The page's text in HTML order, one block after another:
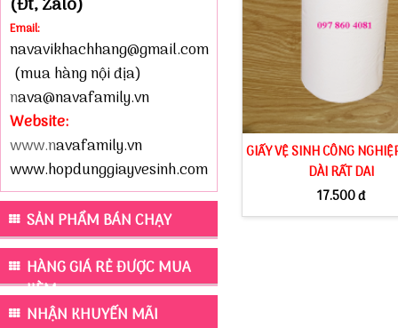
Email:
navavikhachhang@gmail.com
(mua hàng nội địa)
nava@navafamily.vn
Website:
www.navafamily.vn
www.hopdunggiayvesinh.com
SẢN PHẨM BÁN CHẠY
HÀNG GIÁ RẺ ĐƯỢC MUA
KÈM
NHẬN KHUYẾN MÃI
GIẤY VỆ SINH CÔNG
DÀI RẤT DAI
17.500 đ